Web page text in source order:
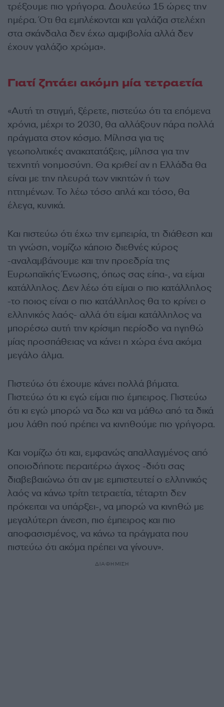
τρέξουμε πιο γρήγορα. Δουλεύω 15 ώρες την
ημέρα. Ότι θα εμπλέκονται και γαλάζια στελέχη
στα σκάνδαλα δεν έχω αμφιβολία αλλά δεν
έχουν γαλάζιο χρώμα».
Γιατί ζητάει ακόμη μία τετραετία
«Αυτή τη στιγμή, ξέρετε, πιστεύω ότι τα επόμενα
χρόνια, μέχρι το 2030, θα αλλάξουν πάρα πολλά
πράγματα στον κόσμο. Μίλησα για τις
γεωπολιτικές ανακατατάξεις, μίλησα για την
τεχνητή νοημοσύνη. Θα κριθεί αν η Ελλάδα θα
είναι με την πλευρά των νικητών ή των
ηττημένων. Το λέω τόσο απλά και τόσο, θα
έλεγα, κυνικά.
Και πιστεύω ότι έχω την εμπειρία, τη διάθεση και
τη γνώση, νομίζω κάποιο διεθνές κύρος
-αναλαμβάνουμε και την προεδρία της
Ευρωπαϊκής Ένωσης, όπως σας είπα-, να είμαι
κατάλληλος. Δεν λέω ότι είμαι ο πιο κατάλληλος
-το ποιος είναι ο πιο κατάλληλος θα το κρίνει ο
ελληνικός λαός- αλλά ότι είμαι κατάλληλος να
μπορέσω αυτή την κρίσιμη περίοδο να ηγηθώ
μίας προσπάθειας να κάνει η χώρα ένα ακόμα
μεγάλο άλμα.
Πιστεύω ότι έχουμε κάνει πολλά βήματα.
Πιστεύω ότι κι εγώ είμαι πιο έμπειρος. Πιστεύω
ότι κι εγώ μπορώ να δω και να μάθω από τα δικά
μου λάθη πού πρέπει να κινηθούμε πιο γρήγορα.
Και νομίζω ότι και, εμφανώς απαλλαγμένος από
οποιοδήποτε περαιτέρω άγχος -διότι σας
διαβεβαιώνω ότι αν με εμπιστευτεί ο ελληνικός
λαός να κάνω τρίτη τετραετία, τέταρτη δεν
πρόκειται να υπάρξει-, να μπορώ να κινηθώ με
μεγαλύτερη άνεση, πιο έμπειρος και πιο
αποφασισμένος, να κάνω τα πράγματα που
πιστεύω ότι ακόμα πρέπει να γίνουν».
ΔΙΑΦΗΜΙΣΗ